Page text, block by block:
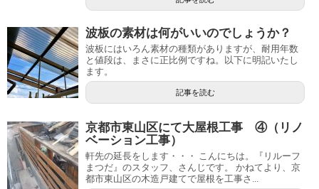
波板の素材は何がいいのでしょうか？
波板にはいろん素材の種類がありますが、耐用年数
と値段は、まさに正比例ですね。以下に明記いたし
ます。
記事を読む
京都市東山区にて大屋根工事 ④（リノ
ベーション工事）
軒先の延長をします・・・ こんにちは。『リルーフ
まつだ』のスタッフ、さんじです。 かねてより、京
都市東山区の木造戸建てで屋根を工事さ...